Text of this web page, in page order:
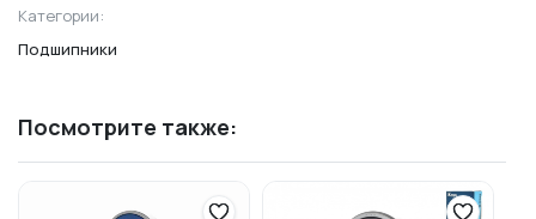
Категории:
Подшипники
Посмотрите также: